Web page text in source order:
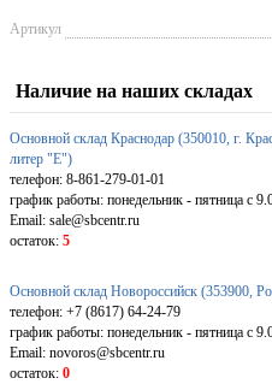
Артикул
Наличие на наших складах
Основной склад Краснодар (350010, г.
литер "Е")
телефон: 8-861-279-01-01
график работы: понедельник - пятница с
Email: sale@sbcentr.ru
остаток: 5
Основной склад Новороссийск (353900,
телефон: +7 (8617) 64-24-79
график работы: понедельник - пятница с
Email: novoros@sbcentr.ru
остаток: 0